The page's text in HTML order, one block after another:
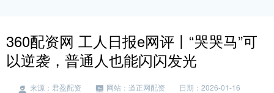
360配资网 工人日报e网评丨“哭哭马”可
以逆袭，普通人也能闪闪发光
来源：君盈配资 网站：道正网配资
日期：2026-01-16